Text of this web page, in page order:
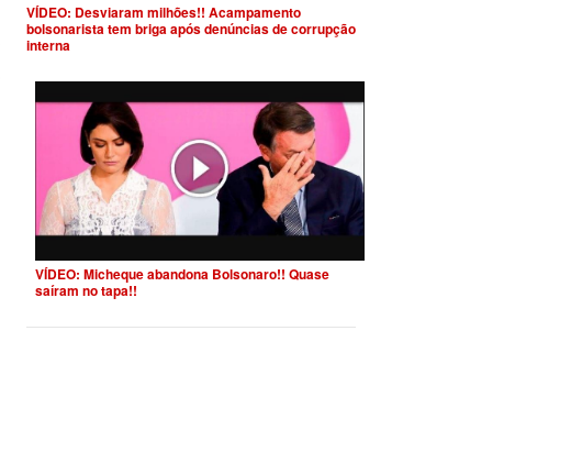
VÍDEO: Desviaram milhões!! Acampamento
bolsonarista tem briga após denúncias de corrupção
interna
VÍDEO: Micheque abandona Bolsonaro!! Quase
saíram no tapa!!